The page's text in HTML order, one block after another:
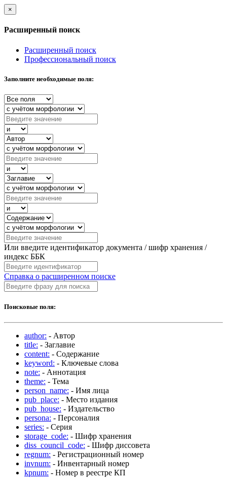
×
Расширенный поиск
Расширенный поиск
Профессиональный поиск
Заполните необходимые поля:
Или введите идентификатор документа / шифр хранения /
индекс ББК
Справка о расширенном поиске
Поисковые поля:
author: - Автор
title: - Заглавие
content: - Содержание
keyword: - Ключевые слова
note: - Аннотация
theme: - Тема
person_name: - Имя лица
pub_place: - Место издания
pub_house: - Издательство
persona: - Персоналия
series: - Серия
storage_code: - Шифр хранения
diss_council_code: - Шифр диссовета
regnum: - Регистрационный номер
invnum: - Инвентарный номер
kpnum: - Номер в реестре КП